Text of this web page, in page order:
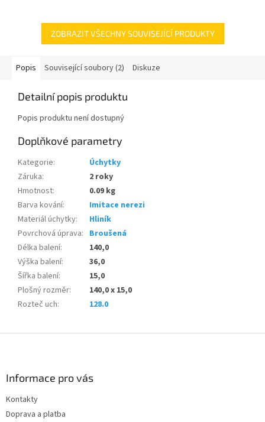
ZOBRAZIT VŠECHNY SOUVISEJÍCÍ PRODUKTY
Popis Související soubory (2) Diskuze
Detailní popis produktu
Popis produktu není dostupný
Doplňkové parametry
Kategorie:
Úchytky
Záruka:
2 roky
Hmotnost:
0.09 kg
Barva kování:
Imitace nerezi
Materiál úchytky:
Hliník
Povrchová úprava: Broušená
Délka balení:
140,0
Výška balení:
36,0
Šířka balení:
15,0
Plošný rozměr:
140,0 x 15,0
Rozteč uch: 128.0
Informace pro vás
Kontakty
Doprava a platba